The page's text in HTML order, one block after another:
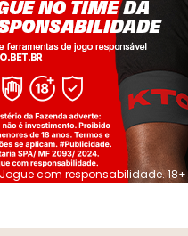
Jogue com responsabilidade. 18+